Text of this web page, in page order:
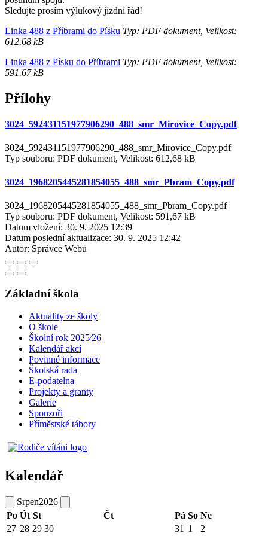
Sledujte prosím výlukový jízdní řád!
Linka 488 z Příbrami do Písku Typ: PDF dokument, Velikost:
612.68 kB
Linka 488 z Písku do Příbrami Typ: PDF dokument, Velikost:
591.67 kB
Přílohy
3024_592431151977906290_488_smr_Mirovice_Copy.pdf
3024_592431151977906290_488_smr_Mirovice_Copy.pdf
Typ souboru: PDF dokument, Velikost: 612,68 kB
3024_1968205445281854055_488_smr_Pbram_Copy.pdf
3024_1968205445281854055_488_smr_Pbram_Copy.pdf
Typ souboru: PDF dokument, Velikost: 591,67 kB
Datum vložení: 30. 9. 2025 12:39
Datum poslední aktualizace: 30. 9. 2025 12:42
Autor: Správce Webu
Základní škola
Aktuality ze školy
O škole
Školní rok 2025⁄26
Kalendář akcí
Povinné informace
Školská rada
E-podatelna
Projekty a granty
Galerie
Sponzoři
Příměstské tábory
Kalendář
Srpen2026
Po Út St Čt Pá So Ne
27 28 29 30 31 1
2